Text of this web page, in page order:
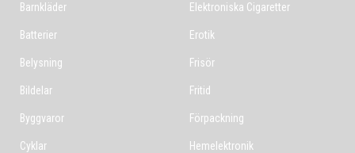
Barnkläder
Batterier
Belysning
Bildelar
Byggvaror
Cyklar
Elektroniska Cigaretter
Erotik
Frisör
Fritid
Förpackning
Hemelektronik